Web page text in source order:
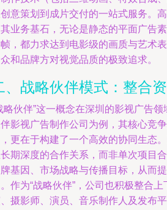
意策划到成片交付的一站式服务。
业务基石，无论是静态的平面广告
，都力求达到电影级的画质与艺术
和品牌方对视觉品质的极致追求。
、战略伙伴模式：整合
略伙伴”这一概念在深圳的影视广告
影视广告制作公司为例，其核心竞
更在于构建了一个高效的协同生态
期深度的合作关系，而非单次项目
基因、市场战略与传播目标，从而
作为“战略伙伴”，公司也积极整合
摄影师、演员、音乐制作人及发布